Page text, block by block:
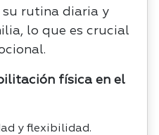
rutina diaria y
lo que es crucial
física en el
y flexibilidad.